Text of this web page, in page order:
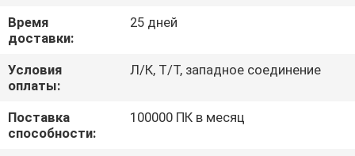
СВЯЖИТЕСЬ
С
НАМИ
НОВОСТИ
Время
доставки:
25 дней
Условия
оплаты:
Л/К, Т/Т, западное соединение
Поставка
способности:
100000 ПК в месяц